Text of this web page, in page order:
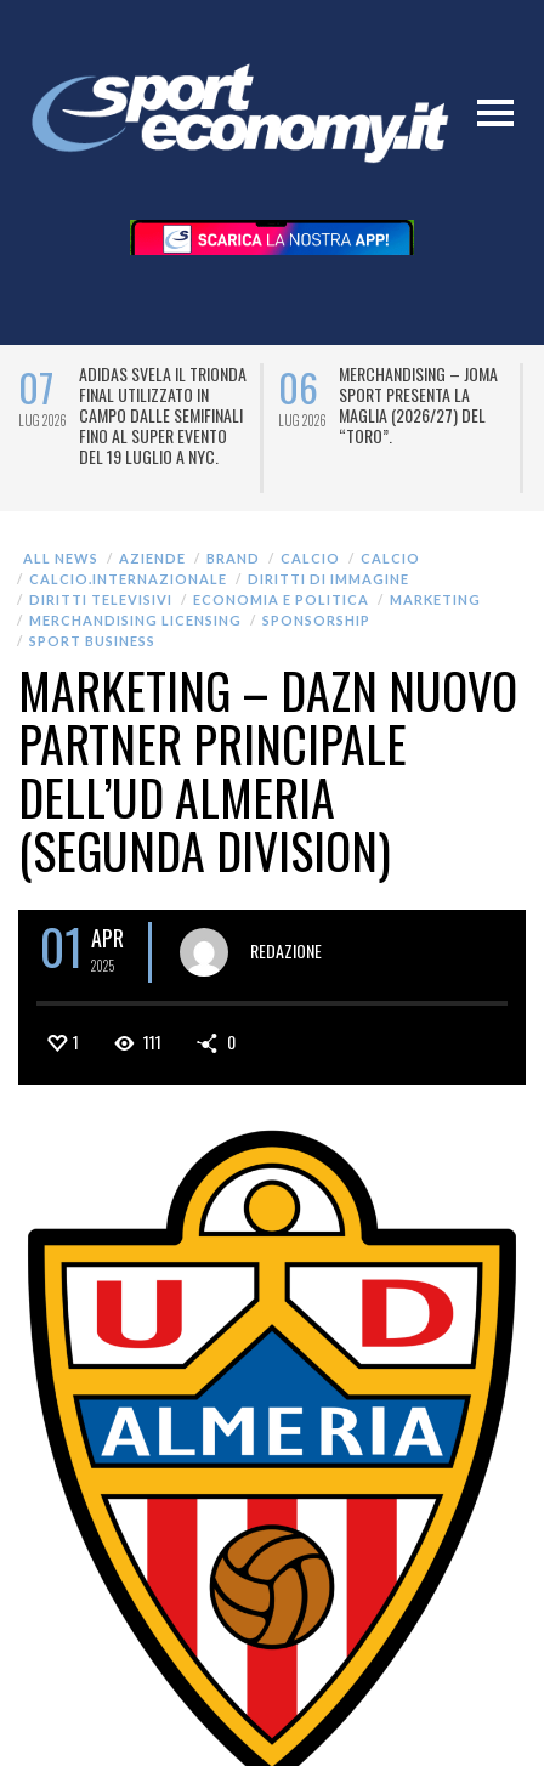
07
LUG 2026
ADIDAS SVELA IL TRIONDA
FINAL UTILIZZATO IN
CAMPO DALLE SEMIFINALI
FINO AL SUPER EVENTO
DEL 19 LUGLIO A NYC.
06
LUG 2026
MERCHANDISING – JOMA
SPORT PRESENTA LA
MAGLIA (2026/27) DEL
“TORO”.
ALL NEWS AZIENDE BRAND CALCIO
CALCIO
CALCIO.INTERNAZIONALE
DIRITTI DI IMMAGINE
DIRITTI TELEVISIVI
ECONOMIA E POLITICA
MARKETING
MERCHANDISING LICENSING
SPONSORSHIP
SPORT BUSINESS
MARKETING – DAZN NUOVO
PARTNER PRINCIPALE
DELL’UD ALMERIA
(SEGUNDA DIVISION)
01 APR
2025
REDAZIONE
1 111 0